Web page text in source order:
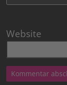
Website